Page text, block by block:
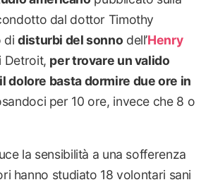
dal dottor Timothy
di disturbi del sonno dell’Henry
Detroit, per trovare un valido
dolore basta dormire due ore in
per 10 ore, invece che 8 o
la sensibilità a una sofferenza
hanno studiato 18 volontari sani